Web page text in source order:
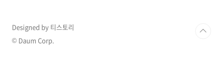
Designed by 티스토리
© Daum Corp.